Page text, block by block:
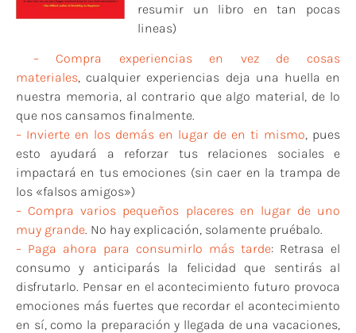
resumir un libro en tan pocas
lineas)
– Compra experiencias en vez de cosas
materiales, cualquier experiencias deja una huella en
nuestra memoria, al contrario que algo material, de lo
que nos cansamos finalmente.
– Invierte en los demás en lugar de en ti mismo, pues
esto ayudará a reforzar tus relaciones sociales e
impactará en tus emociones (sin caer en la trampa de
los «falsos amigos»)
– Compra varios pequeños placeres en lugar de uno
muy grande. No hay explicación, solamente pruébalo.
– Paga ahora para consumirlo más tarde: Retrasa el
consumo y anticiparás la felicidad que sentirás al
disfrutarlo. Pensar en el acontecimiento futuro provoca
emociones más fuertes que recordar el acontecimiento
en sí, como la preparación y llegada de una vacaciones,